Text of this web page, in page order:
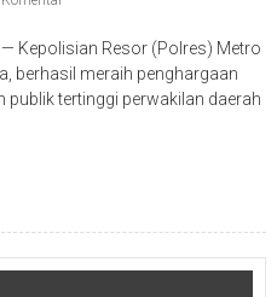
— Kepolisian Resor (Polres) Metro
berhasil meraih penghargaan
publik tertinggi perwakilan daerah